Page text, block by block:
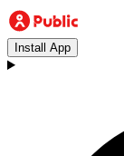
Install App